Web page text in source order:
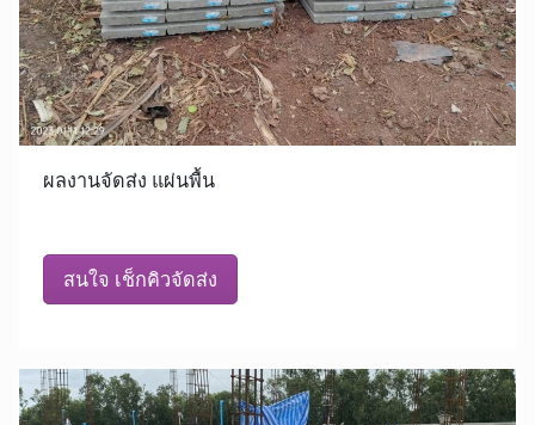
ผลงานจัดส่ง แผ่นพื้น
สนใจ เช็กคิวจัดส่ง